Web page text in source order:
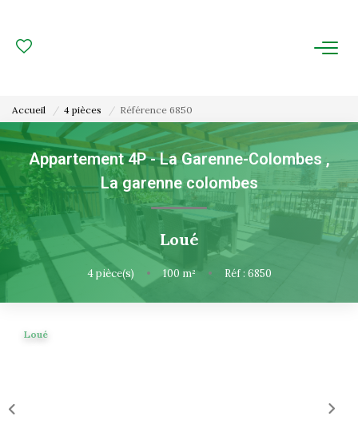
ESTIMATION
FAIRE GÉRER
Gestion Locative
Gestion De Copropriété
NOUS CONNAITRE
Accueil 4 pièces Référence 6850
Appartement 4P - La Garenne-Colombes,
La garenne colombes
Loué
4pièce(s) • 100 m² • Réf : 6850
Loué